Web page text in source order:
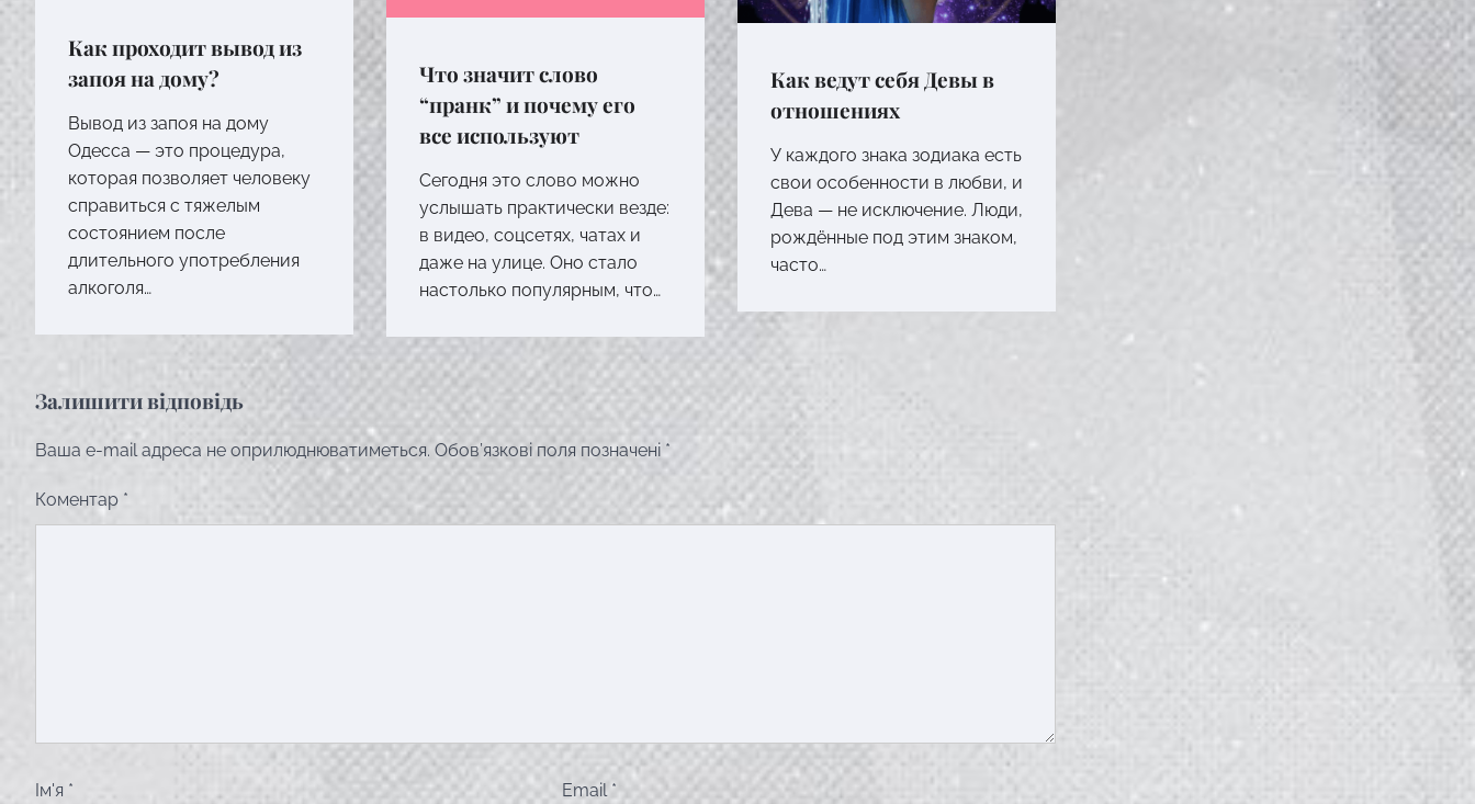
Как проходит вывод из
запоя на дому?
Вывод из запоя на дому
Одесса — это процедура,
которая позволяет человеку
справиться с тяжелым
состоянием после
длительного употребления
алкоголя…
Что значит слово
“пранк” и почему его
все используют
Сегодня это слово можно
услышать практически везде:
в видео, соцсетях, чатах и
даже на улице. Оно стало
настолько популярным, что…
Как ведут себя Девы в
отношениях
У каждого знака зодиака есть
свои особенности в любви, и
Дева — не исключение. Люди,
рождённые под этим знаком,
часто…
Залишити відповідь
Ваша e-mail адреса не оприлюднюватиметься. Обов’язкові поля позначені*
Коментар *
Ім'я * Email*